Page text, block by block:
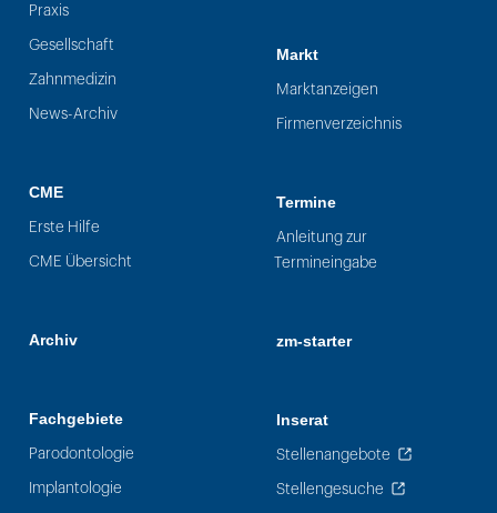
Praxis
Gesellschaft
Zahnmedizin
News-Archiv
CME
Erste Hilfe
CME Übersicht
Archiv
Fachgebiete
Parodontologie
Implantologie
Markt
Marktanzeigen
Firmenverzeichnis
Termine
Anleitung zur
Termineingabe
zm-starter
Inserat
Stellenangebote
Stellengesuche